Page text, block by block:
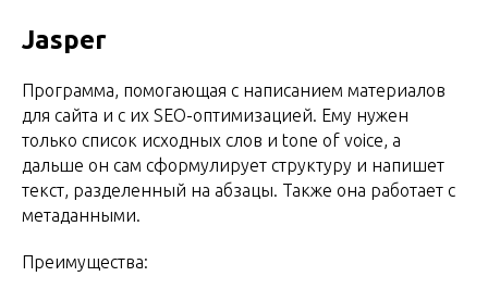
Jasper
Программа, помогающая с написанием материалов
для сайта и с их SEO-оптимизацией. Ему нужен
только список исходных слов и tone of voice, а
дальше он сам сформулирует структуру и напишет
текст, разделенный на абзацы. Также она работает с
метаданными.
Преимущества: